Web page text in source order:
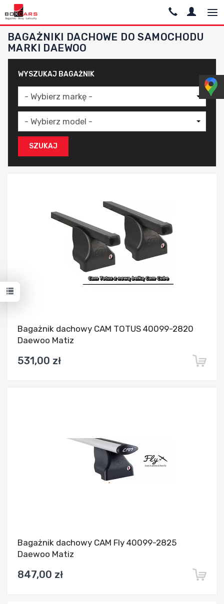
BAGAŻNIKI DACHOWE DO SAMOCHODU
MARKI DAEWOO
WYSZUKAJ BAGAŻNIK
SZUKAJ
Bagażnik dachowy CAM TOTUS 40099-2820
Daewoo Matiz
531,00 zł
Bagażnik dachowy CAM Fly 40099-2825
Daewoo Matiz
847,00 zł